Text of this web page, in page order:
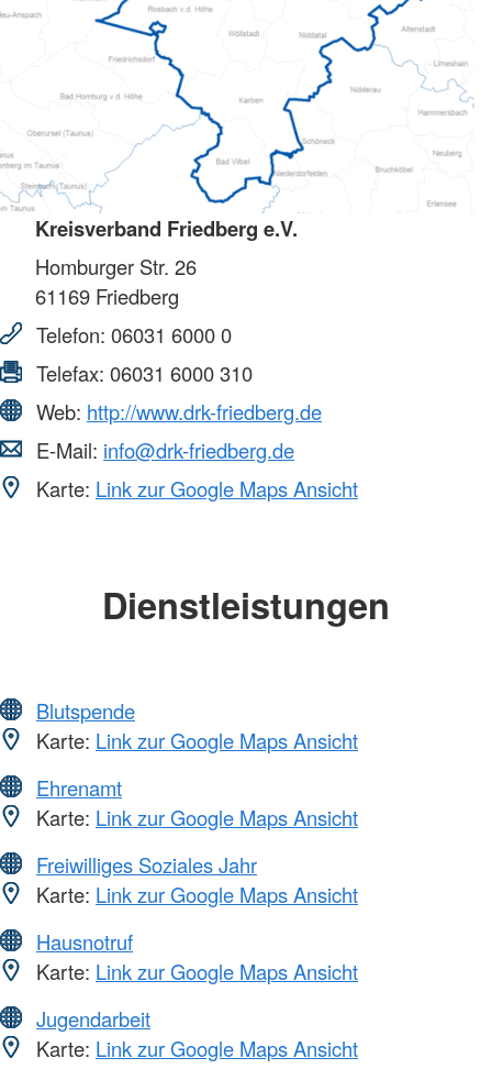
Kreisverband Friedberg e.V.
Homburger Str. 26
61169 Friedberg
Telefon: 06031 6000 0
Telefax: 06031 6000 310
Web: http://www.drk-friedberg.de
E-Mail: info@drk-friedberg.de
Karte: Link zur Google Maps Ansicht
Dienstleistungen
Blutspende
Karte: Link zur Google Maps Ansicht
Ehrenamt
Karte: Link zur Google Maps Ansicht
Freiwilliges Soziales Jahr
Karte: Link zur Google Maps Ansicht
Hausnotruf
Karte: Link zur Google Maps Ansicht
Jugendarbeit
Karte: Link zur Google Maps Ansicht